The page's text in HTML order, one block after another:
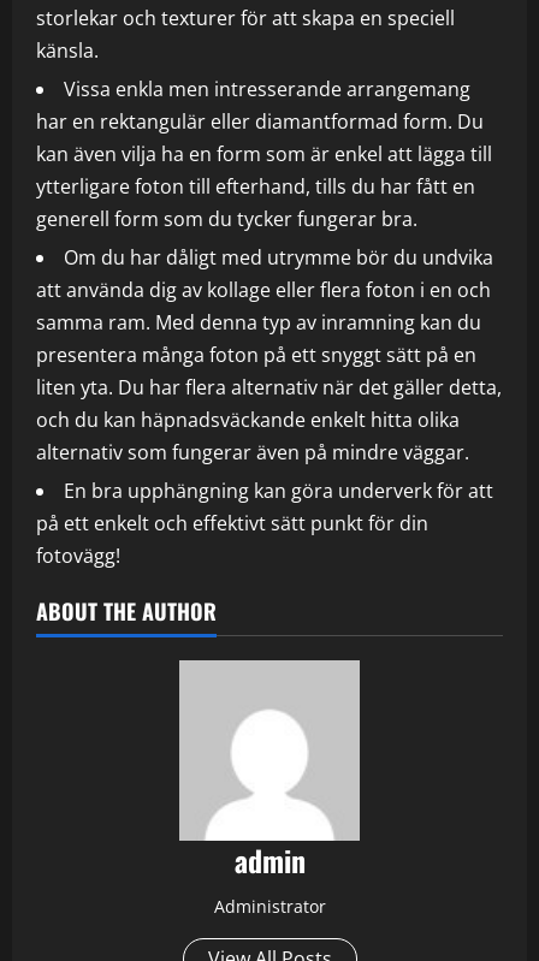
storlekar och texturer för att skapa en speciell
känsla.
Vissa enkla men intresserande arrangemang
har en rektangulär eller diamantformad form. Du
kan även vilja ha en form som är enkel att lägga till
ytterligare foton till efterhand, tills du har fått en
generell form som du tycker fungerar bra.
Om du har dåligt med utrymme bör du undvika
att använda dig av kollage eller flera foton i en och
samma ram. Med denna typ av inramning kan du
presentera många foton på ett snyggt sätt på en
liten yta. Du har flera alternativ när det gäller detta,
och du kan häpnadsväckande enkelt hitta olika
alternativ som fungerar även på mindre väggar.
En bra upphängning kan göra underverk för att
på ett enkelt och effektivt sätt punkt för din
fotovägg!
ABOUT THE AUTHOR
admin
Administrator